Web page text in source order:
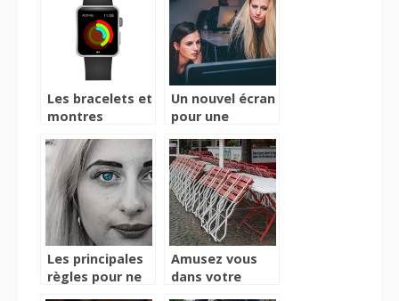
Les bracelets et
montres
votre santé
Un nouvel écran
pour une
réussite
professionnelle
Les principales
règles pour ne
Amusez vous
dans votre